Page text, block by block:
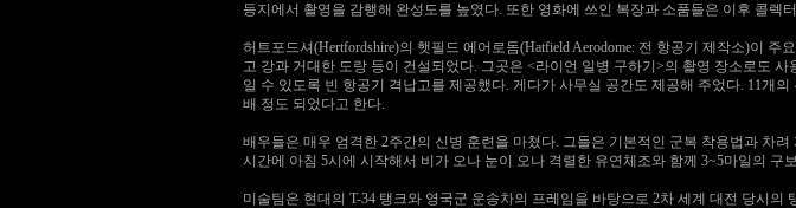
등지에서 촬영을 감행해 완성도를 높였다. 또한 영화에 쓰인 복장과 소품들은 이후 콜렉
허트포드셔(Hertfordshire)의 햇필드 에어로돔(Hatfield Aerodome: 전 항공기 제작소)이
고 강과 거대한 도랑 등이 건설되었다. 그곳은 <라이언 일병 구하기>의 촬영 장소로도
일 수 있도록 빈 항공기 격납고를 제공했다. 게다가 사무실 공간도 제공해 주었다. 11개
배 정도 되었다고 한다.
배우들은 매우 엄격한 2주간의 신병 훈련을 마쳤다. 그들은 기본적인 군복 착용법과 차
시간에 아침 5시에 시작해서 비가 오나 눈이 오나 격렬한 유연체조와 함께 3~5마일의
미술팀은 현대의 T-34 탱크와 영국군 운송차의 프레임을 바탕으로 2차 세계 대전 당시